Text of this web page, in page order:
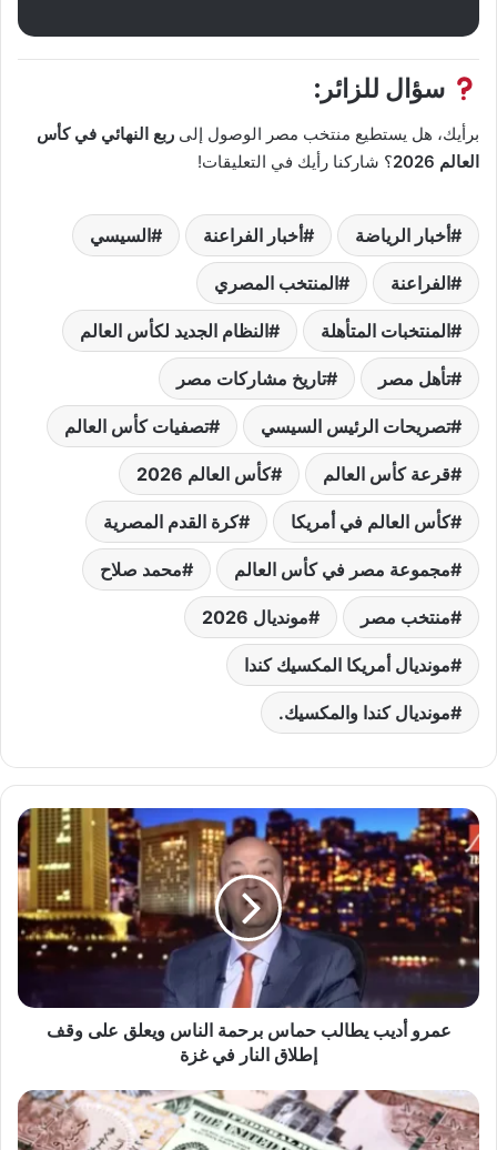
سؤال للزائر:
برأيك، هل يستطيع منتخب مصر الوصول إلى ربع النهائي في كأس
العالم 2026
؟ شاركنا رأيك في التعليقات!
أخبار الرياضة أخبار الفراعنة السيسي
الفراعنة المنتخب المصري
المنتخبات المتأهلة النظام الجديد لكأس العالم
تأهل مصر تاريخ مشاركات مصر
تصريحات الرئيس السيسي تصفيات كأس العالم
قرعة كأس العالم كأس العالم 2026
كأس العالم في أمريكا كرة القدم المصرية
مجموعة مصر في كأس العالم محمد صلاح
منتخب مصر مونديال 2026
مونديال أمريكا المكسيك كندا
مونديال كندا والمكسيك.
عمرو
أديب
يطالب
حماس
برحمة
الناس
ويعلق
وقف
إطلاق
غزة
عمرو أديب يطالب حماس برحمة الناس ويعلق على وقف
إطلاق النار في غزة
كم
سجل